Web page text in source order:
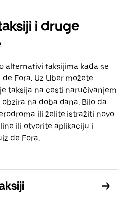
i druge
alternativi taksijima kada se
Fora. Uz Uber možete
taksija na cesti naručivanjem
na doba dana. Bilo da
ili želite istražiti novo
ili otvorite aplikaciju i
de Fora.